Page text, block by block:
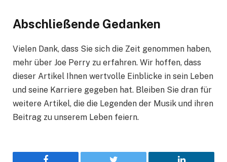
Abschließende Gedanken
Vielen Dank, dass Sie sich die Zeit genommen haben,
mehr über Joe Perry zu erfahren. Wir hoffen, dass
dieser Artikel Ihnen wertvolle Einblicke in sein Leben
und seine Karriere gegeben hat. Bleiben Sie dran für
weitere Artikel, die die Legenden der Musik und ihren
Beitrag zu unserem Leben feiern.